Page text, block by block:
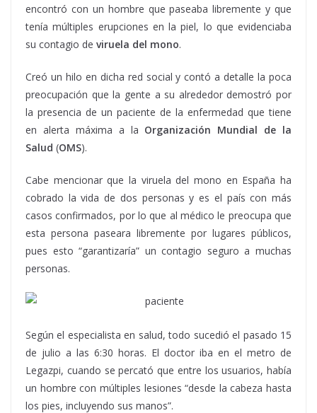
encontró con un hombre que paseaba libremente y que
tenía múltiples erupciones en la piel, lo que evidenciaba
su contagio de viruela del mono.
Creó un hilo en dicha red social y contó a detalle la poca
preocupación que la gente a su alrededor demostró por
la presencia de un paciente de la enfermedad que tiene
en alerta máxima a la Organización Mundial de la
Salud (OMS).
Cabe mencionar que la viruela del mono en España ha
cobrado la vida de dos personas y es el país con más
casos confirmados, por lo que al médico le preocupa que
esta persona paseara libremente por lugares públicos,
pues esto “garantizaría” un contagio seguro a muchas
personas.
Según el especialista en salud, todo sucedió el pasado 15
de julio a las 6:30 horas. El doctor iba en el metro de
Legazpi, cuando se percató que entre los usuarios, había
un hombre con múltiples lesiones “desde la cabeza hasta
los pies, incluyendo sus manos”.